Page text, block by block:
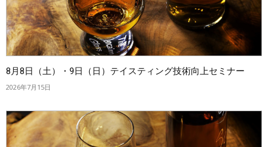
8月8日（土）・9日（日）テイスティング技術向上セミナー
2026年7月15日